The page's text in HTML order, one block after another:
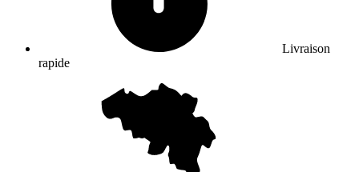
Livraison
rapide